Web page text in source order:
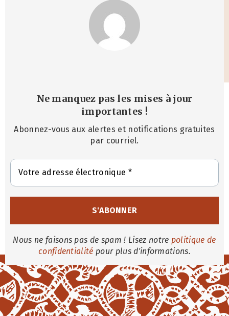
Ne manquez pas les mises à jour
importantes !
Abonnez-vous aux alertes et notifications gratuites
par courriel.
Nous ne faisons pas de spam ! Lisez notre politique de
confidentialité pour plus d'informations.